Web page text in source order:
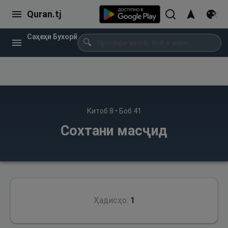
Quran.tj
Саҳеҳи Бухорӣ
🔍
Китоб 8 • Боб 41
Сохтани масҷид
Ҳадисҳо: 1